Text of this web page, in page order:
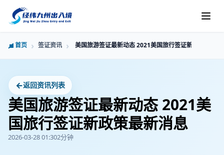
首页 签证资讯 美国旅游签证最新动态 2021美国旅行签证新政策最新消
←返回资讯列表
美国旅游签证最新动态 2021美
国旅行签证新政策最新消息
2026-03-28 01:302分钟